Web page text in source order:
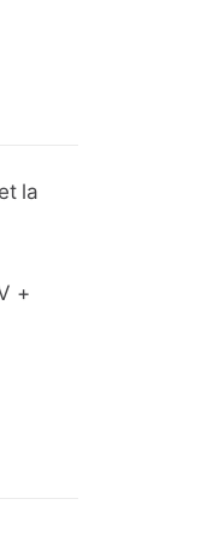
la
+